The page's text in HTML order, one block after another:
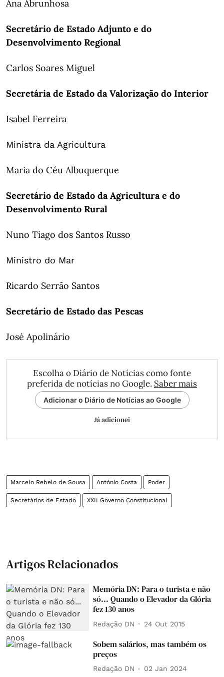
Ana Abrunhosa
Secretário de Estado Adjunto e do
Desenvolvimento Regional
Carlos Soares Miguel
Secretária de Estado da Valorização do Interior
Isabel Ferreira
Ministra da Agricultura
Maria do Céu Albuquerque
Secretário de Estado da Agricultura e do
Desenvolvimento Rural
Nuno Tiago dos Santos Russo
Ministro do Mar
Ricardo Serrão Santos
Secretário de Estado das Pescas
José Apolinário
Escolha o Diário de Notícias como fonte
preferida de notícias no Google. Saber mais
Adicionar o Diário de Notícias ao Google
Já adicionei
Marcelo Rebelo de Sousa António Costa Poder
Secretários de Estado XXII Governo Constitucional
Artigos Relacionados
Memória DN: Para o turista e não
só... Quando o Elevador da Glória
fez 130 anos
Redação DN 24 Out 2015
Sobem salários, mas também os
preços
Redação DN 02 Jan 2024